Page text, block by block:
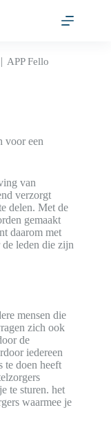
| APP Fello
voor een
van
verzorgt
delen. Met de
gemaakt
daarom met
leden die zijn
mensen die
zich ook
de
iedereen
te doen heeft
te sturen. het
waarmee je